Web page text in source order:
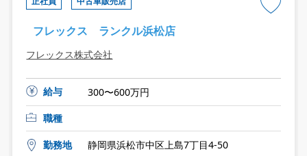
フレックス ランクル浜松店
フレックス株式会社
給与
300〜600万円
職種
勤務地 静岡県浜松市中区上島7丁目4-50